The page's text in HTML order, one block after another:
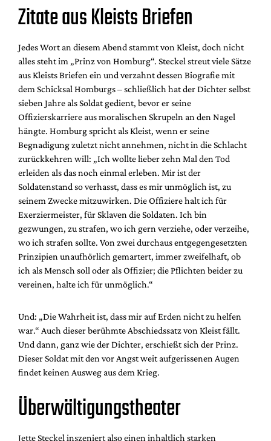
Zitate aus Kleists Briefen
Jedes Wort an diesem Abend stammt von Kleist, doch nicht
alles steht im „Prinz von Homburg“. Steckel streut viele Sätze
aus Kleists Briefen ein und verzahnt dessen Biografie mit
dem Schicksal Homburgs – schließlich hat der Dichter selbst
sieben Jahre als Soldat gedient, bevor er seine
Offizierskarriere aus moralischen Skrupeln an den Nagel
hängte. Homburg spricht als Kleist, wenn er seine
Begnadigung zuletzt nicht annehmen, nicht in die Schlacht
zurückkehren will: „Ich wollte lieber zehn Mal den Tod
erleiden als das noch einmal erleben. Mir ist der
Soldatenstand so verhasst, dass es mir unmöglich ist, zu
seinem Zwecke mitzuwirken. Die Offiziere halt ich für
Exerziermeister, für Sklaven die Soldaten. Ich bin
gezwungen, zu strafen, wo ich gern verziehe, oder verzeihe,
wo ich strafen sollte. Von zwei durchaus entgegengesetzten
Prinzipien unaufhörlich gemartert, immer zweifelhaft, ob
ich als Mensch soll oder als Offizier; die Pflichten beider zu
vereinen, halte ich für unmöglich.“
Und: „Die Wahrheit ist, dass mir auf Erden nicht zu helfen
war.“ Auch dieser berühmte Abschiedssatz von Kleist fällt.
Und dann, ganz wie der Dichter, erschießt sich der Prinz.
Dieser Soldat mit den vor Angst weit aufgerissenen Augen
findet keinen Ausweg aus dem Krieg.
Überwältigungstheater
Jette Steckel inszeniert also einen inhaltlich starken